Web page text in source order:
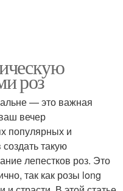
роз
— это важная
вечер
популярных и
такую
лепестков роз. Это
так как розы long